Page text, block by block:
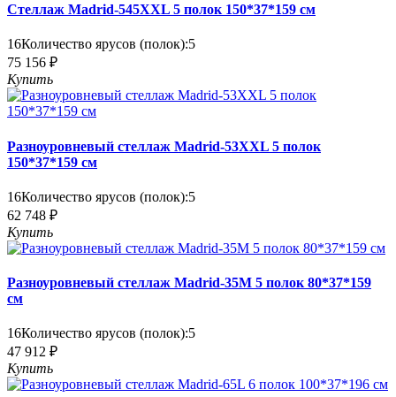
Стеллаж Madrid-545XXL 5 полок 150*37*159 см
16Количество ярусов (полок):5
75 156 ₽
Купить
Разноуровневый стеллаж Madrid-53XXL 5 полок
150*37*159 см
16Количество ярусов (полок):5
62 748 ₽
Купить
Разноуровневый стеллаж Madrid-35M 5 полок 80*37*159
см
16Количество ярусов (полок):5
47 912 ₽
Купить